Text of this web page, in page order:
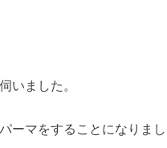
いました。
ーマをすることになりま